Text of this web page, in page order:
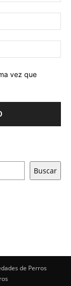
vez que
Buscar
de Perros